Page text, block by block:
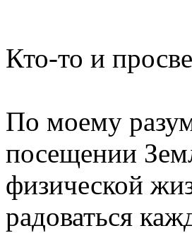
Кто-то и
По моему
посещении
физической
радоваться